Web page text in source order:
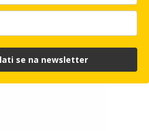
se na newsletter